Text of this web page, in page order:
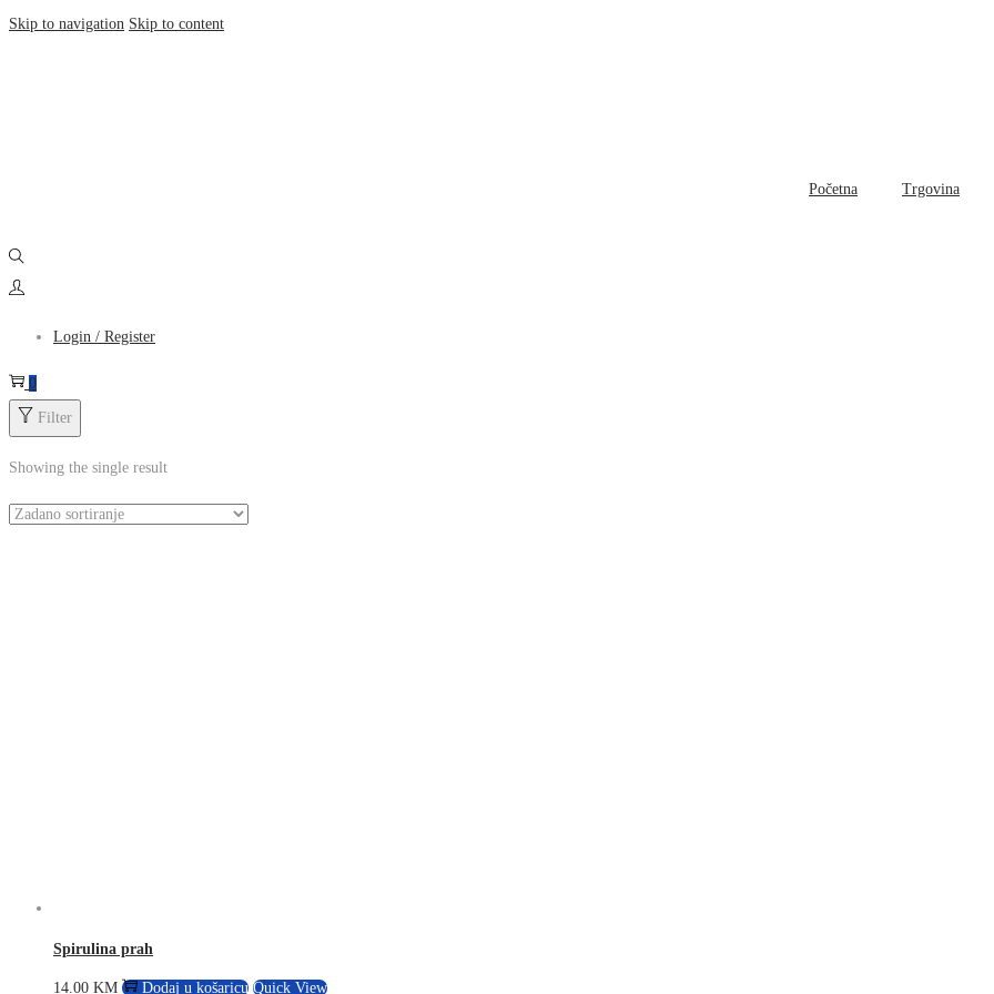
Skip to navigation Skip to content
Početna Trgovina
Login / Register
0
Filter
Showing the single result
Spirulina prah
14.00KM Dodaj u košaricu Quick View